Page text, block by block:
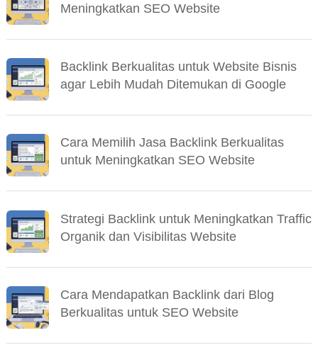
Meningkatkan SEO Website
Backlink Berkualitas untuk Website Bisnis
agar Lebih Mudah Ditemukan di Google
Cara Memilih Jasa Backlink Berkualitas
untuk Meningkatkan SEO Website
Strategi Backlink untuk Meningkatkan Traffic
Organik dan Visibilitas Website
Cara Mendapatkan Backlink dari Blog
Berkualitas untuk SEO Website